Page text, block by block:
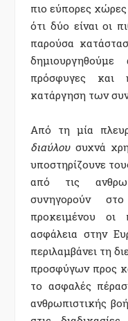
πιο εύπορες
ότι δύο είναι οι
παρούσα
πρόσφυγες και
κατάργηση των
Από τη μία
διαύλουσυχνά
υποστηρίζουνε
από τις
συνηγορούν
προκειμένου
ασφάλεια στην
περιλαμβάνει τη
προσφύγων προς
το ασφαλές
ανθρωπιστικής